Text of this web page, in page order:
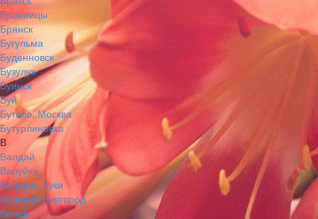
Бронницы
Брянск
Бугульма
Буденновск
Бузулук
Буинск
Буй
Бутово, Москва
Бутурлиновка
В
Валдай
Валуйки
Великие Луки
Великий Новгород
Венев